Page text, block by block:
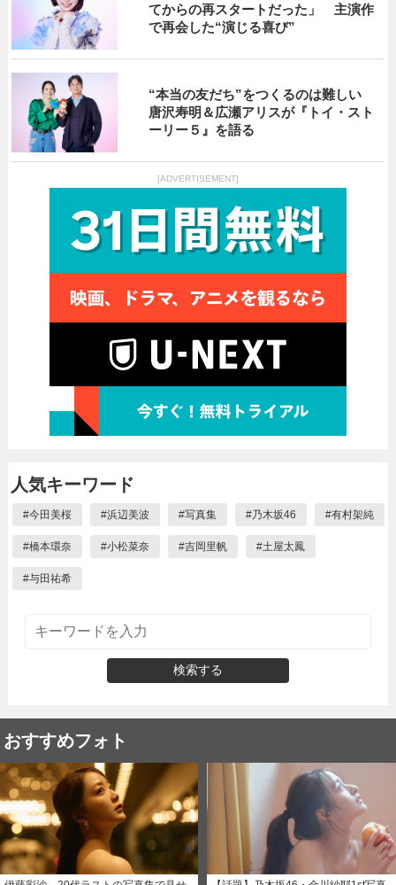
てからの再スタートだった」 主演作
で再会した“演じる喜び”
“本当の友だち”をつくるのは難しい
唐沢寿明＆広瀬アリスが『トイ・スト
ーリー５』を語る
[ADVERTISEMENT]
人気キーワード
#今田美桜 #浜辺美波 #写真集 #乃木坂46 #有村架純
#橋本環奈 #小松菜奈 #吉岡里帆 #土屋太鳳
#与田祐希
検索する
おすすめフォト